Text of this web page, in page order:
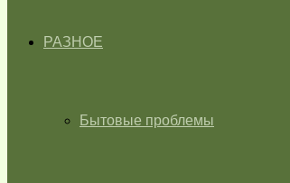
РАЗНОЕ
Бытовые проблемы